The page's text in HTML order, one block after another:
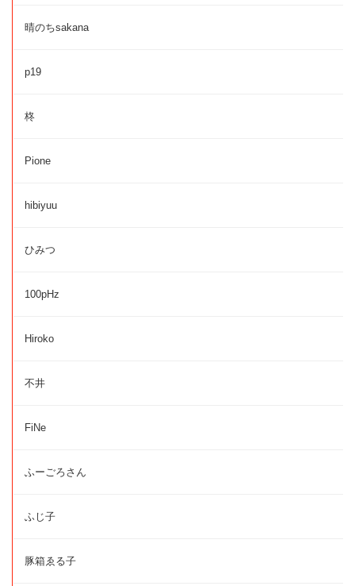
晴のちsakana
p19
柊
Pione
hibiyuu
ひみつ
100pHz
Hiroko
不井
FiNe
ふーごろさん
ふじ子
豚箱ゑる子